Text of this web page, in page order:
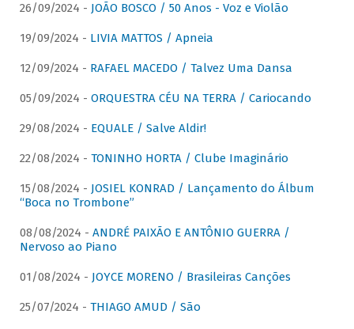
26/09/2024 - JOÃO BOSCO / 50 Anos - Voz e Violão
19/09/2024 - LIVIA MATTOS / Apneia
12/09/2024 - RAFAEL MACEDO / Talvez Uma Dansa
05/09/2024 - ORQUESTRA CÉU NA TERRA / Cariocando
29/08/2024 - EQUALE / Salve Aldir!
22/08/2024 - TONINHO HORTA / Clube Imaginário
15/08/2024 - JOSIEL KONRAD / Lançamento do Álbum
“Boca no Trombone”
08/08/2024 - ANDRÉ PAIXÃO E ANTÔNIO GUERRA /
Nervoso ao Piano
01/08/2024 - JOYCE MORENO / Brasileiras Canções
25/07/2024 - THIAGO AMUD / São